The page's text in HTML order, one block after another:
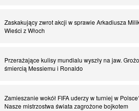
Chłopak z pizzerii. Kim był zmarły Mino Raiola?
Manchester United. Czy magik z Holandii
przeklętą drużynę?
Puyol i Piqué. Piłkarskie duety, za którymi
Część III
Zaskakujący zwrot akcji w sprawie Arkadiusza
Wieści z Włoch
Przerażające kulisy mundialu wyszły na jaw.
śmiercią Messiemu i Ronaldo
Zamieszanie wokół FIFA uderzy w turniej w
Nasze mistrzostwa świata zagrożone bojkotem